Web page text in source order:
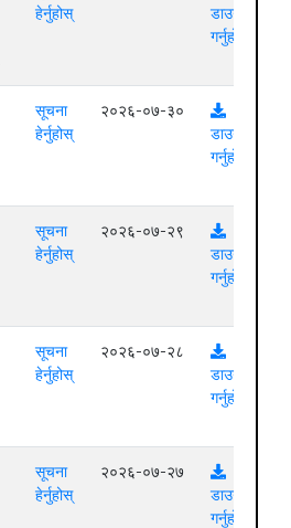
हेर्नुहोस्
डाउनलोड
गर्नुहोस्
सूचना
हेर्नुहोस्
२०२६-०७-३०
डाउनलोड
गर्नुहोस्
सूचना
हेर्नुहोस्
२०२६-०७-२९
डाउनलोड
गर्नुहोस्
सूचना
हेर्नुहोस्
२०२६-०७-२८
डाउनलोड
गर्नुहोस्
सूचना
हेर्नुहोस्
२०२६-०७-२७
डाउनलोड
गर्नुहोस्